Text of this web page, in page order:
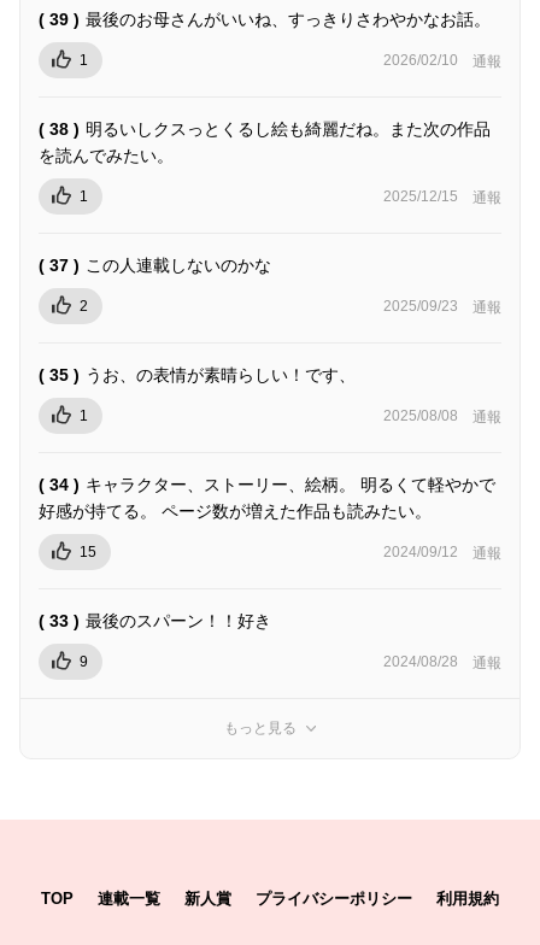
( 39 ) 最後のお母さんがいいね、すっきりさわやかなお話。
1 2026/02/10 通報
( 38 ) 明るいしクスっとくるし絵も綺麗だね。また次の作品
を読んでみたい。
1 2025/12/15 通報
( 37 ) この人連載しないのかな
2 2025/09/23 通報
( 35 ) うお、の表情が素晴らしい！です、
1 2025/08/08 通報
( 34 ) キャラクター、ストーリー、絵柄。 明るくて軽やかで
好感が持てる。 ページ数が増えた作品も読みたい。
15 2024/09/12 通報
( 33 ) 最後のスパーン！！好き
9 2024/08/28 通報
もっと見る
TOP 連載一覧 新人賞 プライバシーポリシー 利用規約